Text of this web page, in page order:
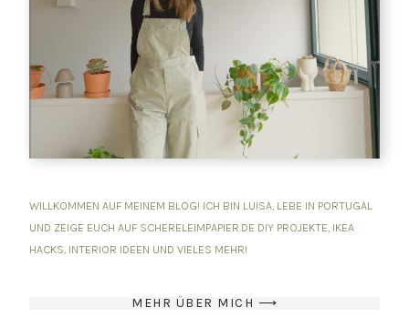
WILLKOMMEN AUF MEINEM BLOG! ICH BIN LUISA, LEBE IN PORTUGAL
UND ZEIGE EUCH AUF SCHERELEIMPAPIER.DE DIY PROJEKTE, IKEA
HACKS, INTERIOR IDEEN UND VIELES MEHR!
MEHR ÜBER MICH ⟶